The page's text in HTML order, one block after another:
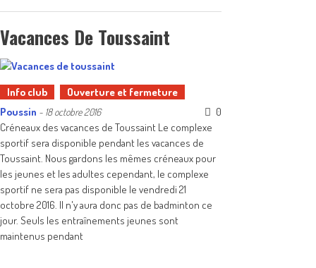
Vacances De Toussaint
Info club
Ouverture et fermeture
Poussin - 18 octobre 2016
0
Créneaux des vacances de Toussaint Le complexe
sportif sera disponible pendant les vacances de
Toussaint. Nous gardons les mêmes créneaux pour
les jeunes et les adultes cependant, le complexe
sportif ne sera pas disponible le vendredi 21
octobre 2016. Il n'y aura donc pas de badminton ce
jour. Seuls les entraînements jeunes sont
maintenus pendant